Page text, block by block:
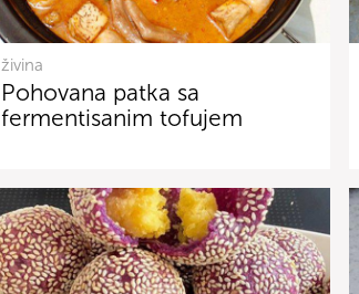
živina
Pohovana patka sa
fermentisanim tofujem